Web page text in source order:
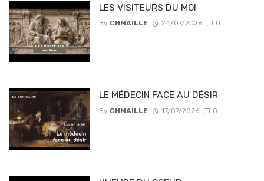
LES VISITEURS DU MOI
By CHMAILLE 24/07/2026 0
LE MÉDECIN FACE AU DÉSIR
By CHMAILLE 17/07/2026 0